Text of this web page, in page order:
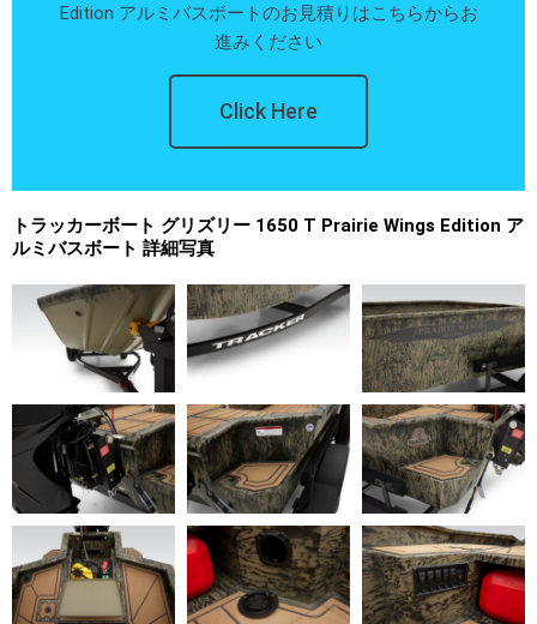
Edition アルミバスボートのお見積りはこちらからお
進みください
Click Here
トラッカーボート グリズリー 1650 T Prairie Wings Edition ア
ルミバスボート 詳細写真